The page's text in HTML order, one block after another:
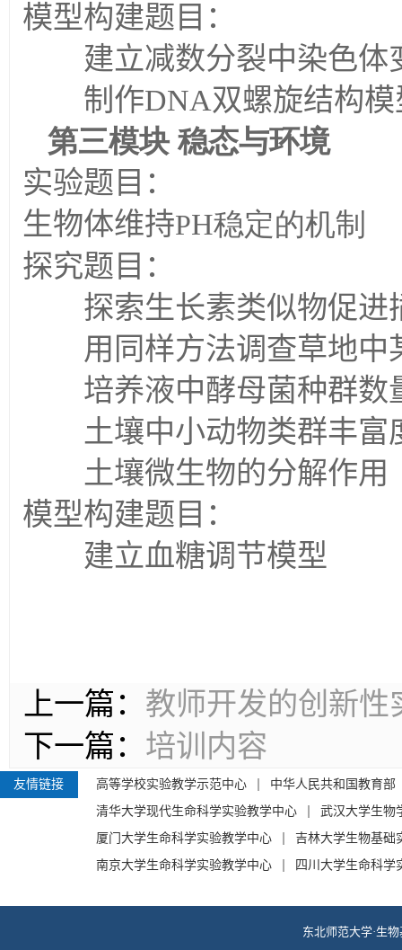
模型构建题目：
建立减数分裂中染色体
制作DNA双螺旋结构模
第三模块稳态与环境
实验题目：
生物体维持PH稳定的机制
探究题目：
探索生长素类似物促进
用同样方法调查草地中
培养液中酵母菌种群数
土壤中小动物类群丰富
土壤微生物的分解作用
模型构建题目：
建立血糖调节模型
上一篇： 教师开发的创新性
下一篇： 培训内容
友情链接 高等学校实验教学示范中心
中华人民共和国教育部
清华大学现代生命科学实验教学中心
武汉大学生物
厦门大学生命科学实验教学中心
吉林大学生物基础
南京大学生命科学实验教学中心
四川大学生命科学
东北师范大学·生